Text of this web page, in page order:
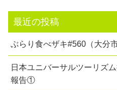
最近の投稿
ぶらり食べザキ#560（大分
日本ユニバーサルツーリズ
報告①